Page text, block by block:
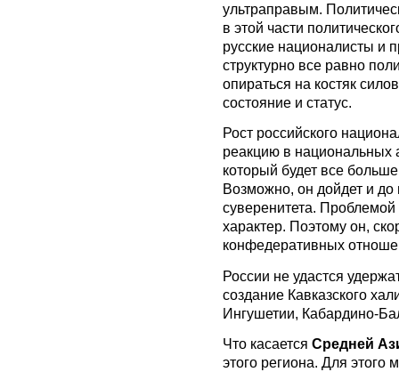
ультраправым.
в этой части
русские националисты и
структурно все равно
опираться на костяк
состояние и статус.
Рост российского
реакцию в национальных
который будет все
Возможно, он дойдет и
суверенитета. Проблемой
характер. Поэтому он,
конфедеративных
России не удастся
создание Кавказского
Ингушетии, Кабардино-
Что касается Средней
этого региона. Для